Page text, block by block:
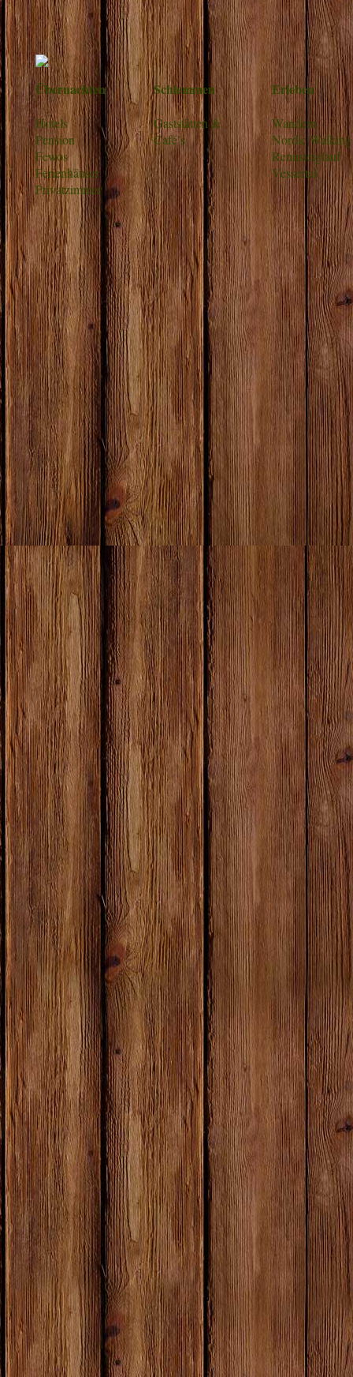
Übernachten
Hotels
Pension
Fewos
Ferienhäuser
Privatzimmer
Schlemmen
Gaststätten &
Café’s
Erleben
Wandern
Nordic Walking
Rennsteiglauf
Vessertal